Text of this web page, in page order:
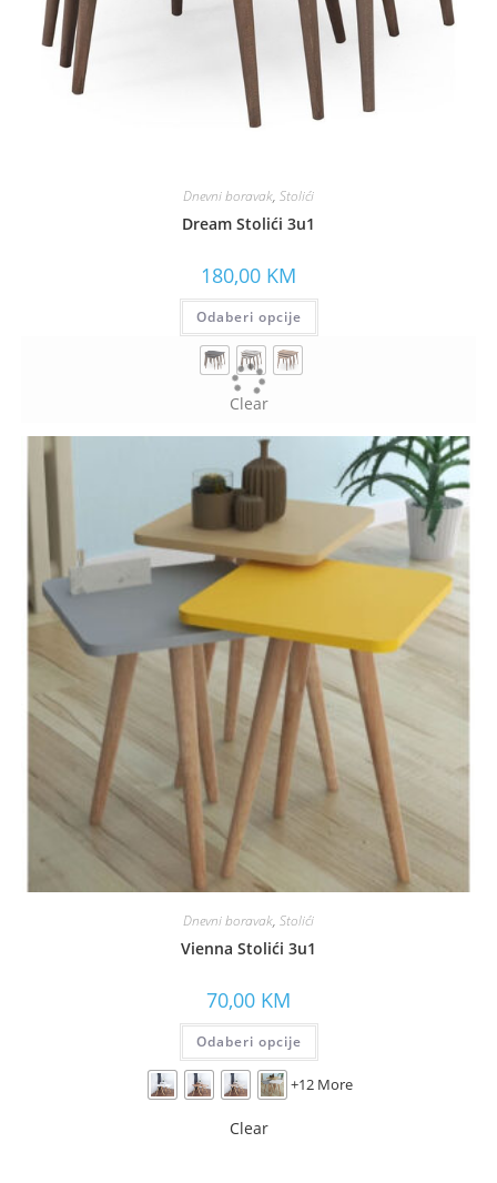
Dnevni boravak, Stolići
Dream Stolići 3u1
180,00 KM
Odaberi opcije
Clear
Dnevni boravak, Stolići
Vienna Stolići 3u1
70,00 KM
Odaberi opcije
+12 More
Clear